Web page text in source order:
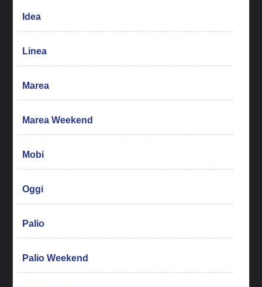
Idea
Linea
Marea
Marea Weekend
Mobi
Oggi
Palio
Palio Weekend